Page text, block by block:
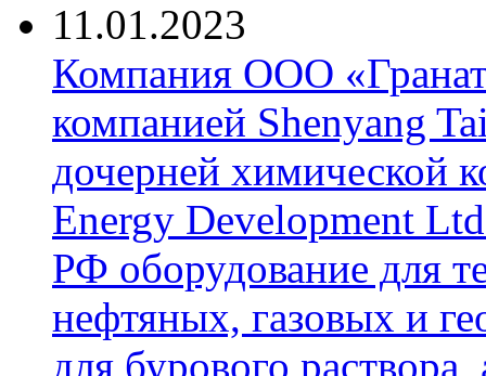
11.01.2023
Компания ООО
компанией Shenyang
дочерней химической
Energy Development
РФ оборудование для
нефтяных, газовых и
для бурового